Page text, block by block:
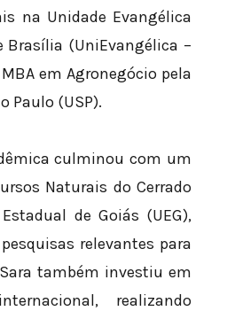
na Unidade Evangélica
Brasília (UniEvangélica –
em Agronegócio pela
Paulo (USP).
culminou com um
Naturais do Cerrado
de Goiás (UEG),
relevantes para
também investiu em
realizando